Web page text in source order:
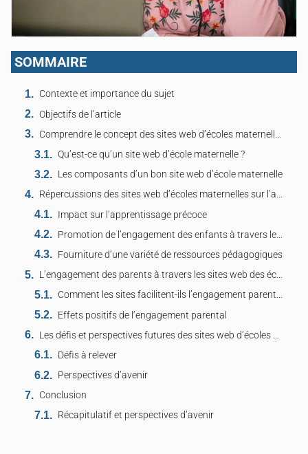
SOMMAIRE
Contexte et importance du sujet
Objectifs de l’article
Comprendre le concept des sites web d’écoles maternelles
Qu’est-ce qu’un site web d’école maternelle ?
Les composants d’un bon site web d’école maternelle
Répercussions des sites web d’écoles maternelles sur l’apprentissage des enfants
Impact sur l’apprentissage précoce
Promotion de l’engagement des enfants à travers les activités en ligne
Fourniture d’une variété de ressources pédagogiques
L’engagement des parents à travers les sites web des écoles maternelles
Comment les sites facilitent-ils l’engagement parental ?
Effets positifs de l’engagement parental
Les défis et perspectives futures des sites web d’écoles maternelles
Défis à relever
Perspectives d’avenir
Conclusion
Récapitulatif et perspectives d’avenir